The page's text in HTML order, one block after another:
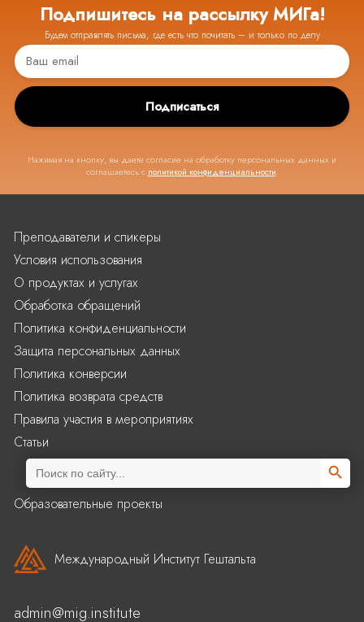
Подпишитесь на рассылку МИГа!
Будем отправлять письма, где есть что почитать – и только по делу
Подписаться
Нажимая на кнопку, вы даете согласие на обработку персональных данных и
соглашаетесь с политикой конфиденциальности.
Образовательные проекты
Преподаватели и спикеры
Условия использования
О продуктах и услугах
Обработка обращений
Политика конфиденциальности
Защита персональных данных
Политика конверсии
Политика возврата средств
Правила участия в мероприятиях
Статьи
Search
for:
Search
Международный Институт Гештальта
admin@mig.institute